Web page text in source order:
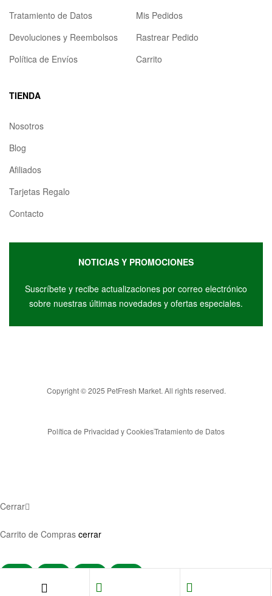
Tratamiento de Datos
Devoluciones y Reembolsos
Política de Envíos
Mis Pedidos
Rastrear Pedido
Carrito
TIENDA
Nosotros
Blog
Afiliados
Tarjetas Regalo
Contacto
NOTICIAS Y PROMOCIONES
Suscríbete y recibe actualizaciones por correo electrónico
sobre nuestras últimas novedades y ofertas especiales.
Copyright © 2025 PetFresh Market. All rights reserved.
Política de Privacidad y CookiesTratamiento de Datos
Cerrar
Carrito de Compras cerrar